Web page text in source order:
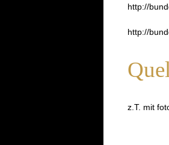
http://
http://
z.T. mit